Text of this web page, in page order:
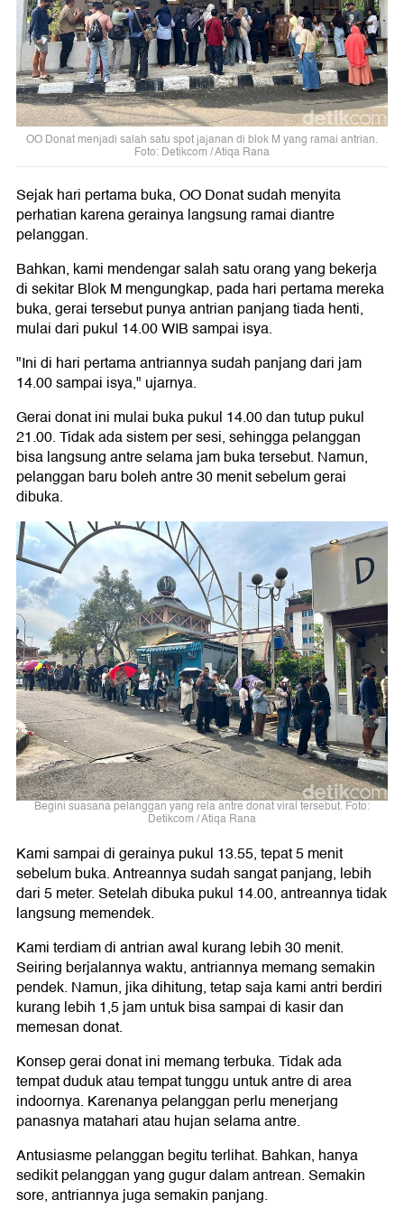
OO Donat menjadi salah satu spot jajanan di blok M yang ramai antrian.
Foto: Detikcom / Atiqa Rana
Sejak hari pertama buka, OO Donat sudah menyita
perhatian karena gerainya langsung ramai diantre
pelanggan.
Bahkan, kami mendengar salah satu orang yang bekerja
di sekitar Blok M mengungkap, pada hari pertama mereka
buka, gerai tersebut punya antrian panjang tiada henti,
mulai dari pukul 14.00 WIB sampai isya.
"Ini di hari pertama antriannya sudah panjang dari jam
14.00 sampai isya," ujarnya.
Gerai donat ini mulai buka pukul 14.00 dan tutup pukul
21.00. Tidak ada sistem per sesi, sehingga pelanggan
bisa langsung antre selama jam buka tersebut. Namun,
pelanggan baru boleh antre 30 menit sebelum gerai
dibuka.
Begini suasana pelanggan yang rela antre donat viral tersebut. Foto:
Detikcom / Atiqa Rana
Kami sampai di gerainya pukul 13.55, tepat 5 menit
sebelum buka. Antreannya sudah sangat panjang, lebih
dari 5 meter. Setelah dibuka pukul 14.00, antreannya tidak
langsung memendek.
Kami terdiam di antrian awal kurang lebih 30 menit.
Seiring berjalannya waktu, antriannya memang semakin
pendek. Namun, jika dihitung, tetap saja kami antri berdiri
kurang lebih 1,5 jam untuk bisa sampai di kasir dan
memesan donat.
Konsep gerai donat ini memang terbuka. Tidak ada
tempat duduk atau tempat tunggu untuk antre di area
indoornya. Karenanya pelanggan perlu menerjang
panasnya matahari atau hujan selama antre.
Antusiasme pelanggan begitu terlihat. Bahkan, hanya
sedikit pelanggan yang gugur dalam antrean. Semakin
sore, antriannya juga semakin panjang.